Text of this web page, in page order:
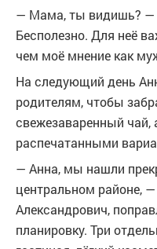
— Мама, ты видишь? —
Бесполезно. Для неё
чем моё мнение как
На следующий день
родителям, чтобы
свежезаваренный чай,
распечатанными
— Анна, мы нашли
центральном районе,
Александрович,
планировку. Три